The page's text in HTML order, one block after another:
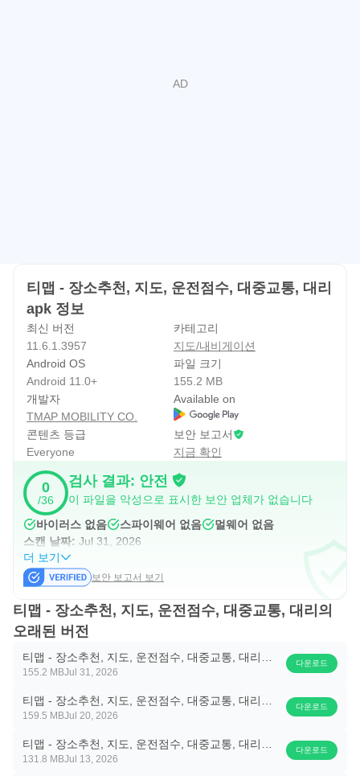
있지만, 도로 상황은 계속 바뀌므로 출발 직전 새로고침으로
유소를 들러야 할 때도 손을 많이 쓰지 않고 경로를 바꾸는
데 도움이 됩니다.
더보기 메뉴에서는 안내 음량과 미디어 음량을 따로 조절할
수 있어 음악을 듣는 중에도 길안내를 놓치지 않도록 맞출
수 있습니다. 목적지 공유 기능은 가족이나 친구에게 도착지
를 알려야 할 때 유용합니다. 다만 음성 인식은 주변 소음이
나 발음에 따라 결과가 달라질 수 있으므로, 중요한 목적지
는 출발 전에 한 번 더 확인하는 것이 안전합니다.
장소 추천과 저장 중심 탐색
티맵 - 장소추천, 지도, 운전점수, 대중교통, 대리는 단순한
내비게이션을 넘어 목적지를 찾는 과정까지 지원합니다. ‘어
디갈까’와 검색 기능을 통해 맛집, 카페, 관광지, 숙소 같은
장소를 찾아볼 수 있으며, 이동 전 후보지를 비교할 때 편합
니다. 낯선 지역에서 식사 장소를 찾거나 주말에 가까운 나
들이 장소를 고를 때 지도와 추천 정보가 함께 보이는 점이
실용적입니다.
저장 그룹과 즐겨찾는 경로도 꾸준히 쓰기 좋은 기능입니다.
자주 가는 병원, 아이 학원, 거래처, 여행 후보지를 따로 모아
두면 다음 이동 때 검색 시간이 줄어듭니다. 추천 정보는 상
황과 사용자 취향에 따라 다르게 느껴질 수 있으므로, 중요
한 방문지라면 영업 시간이나 예약 필요 여부를 함께 확인하
티맵 - 장소추천, 지도, 운전점수, 대중교통, 대리
apk 정보
최신 버전
11.6.1.3957
카테고리
지도/내비게이션
Android OS
Android 11.0+
파일 크기
155.2 MB
개발자
TMAP MOBILITY CO.
Available on
콘텐츠 등급
Everyone
보안 보고서
지금 확인
0
/36
검사 결과: 안전
이 파일을 악성으로 표시한 보안 업체가 없습니다
바이러스 없음
스파이웨어 없음
멀웨어 없음
스캔 날짜: Jul 31, 2026
더 보기
보안 보고서 보기
티맵 - 장소추천, 지도, 운전점수, 대중교통, 대리의
오래된 버전
티맵 - 장소추천, 지도, 운전점수, 대중교통, 대리
11.6.1.3957
155.2 MBJul 31, 2026
다운로드
티맵 - 장소추천, 지도, 운전점수, 대중교통, 대리
11.5.0.3884
159.5 MBJul 20, 2026
다운로드
티맵 - 장소추천, 지도, 운전점수, 대중교통, 대리
11.4.2.3880
131.8 MBJul 13, 2026
다운로드